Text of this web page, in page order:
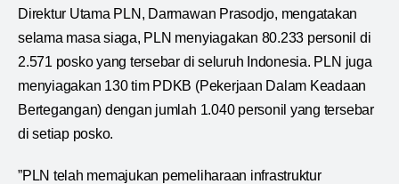
Direktur Utama PLN, Darmawan Prasodjo, mengatakan
selama masa siaga, PLN menyiagakan 80.233 personil di
2.571 posko yang tersebar di seluruh Indonesia. PLN juga
menyiagakan 130 tim PDKB (Pekerjaan Dalam Keadaan
Bertegangan) dengan jumlah 1.040 personil yang tersebar
di setiap posko.
”PLN telah memajukan pemeliharaan infrastruktur